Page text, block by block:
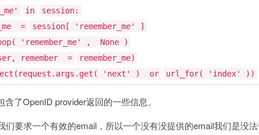
in
session:
= session[ 'remember_me'
]
'remember_me' , None
)
remember
=
remember_me)
'next' ) or url_for( 'index' ))
了OpenID provider返回的一些信息。
们要求一个有效的email，所以一个没有没提供的email我们是没